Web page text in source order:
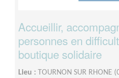
Accueillir,
personnes en
boutique solidaire
Lieu :
TOURNON SUR RHONE